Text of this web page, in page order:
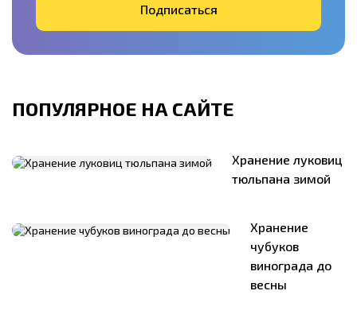
Подписаться
ПОПУЛЯРНОЕ НА САЙТЕ
Хранение луковиц
тюльпана зимой
Хранение
чубуков
винограда до
весны